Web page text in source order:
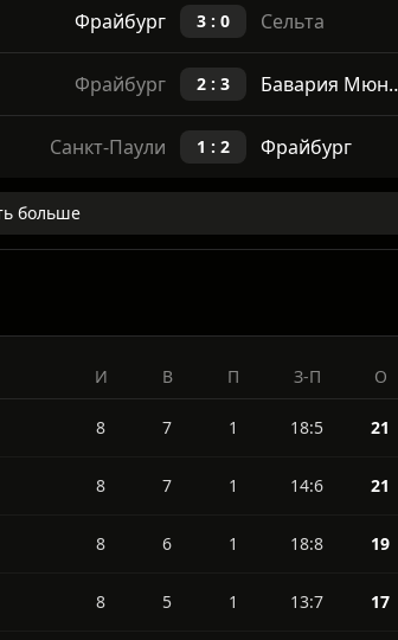
Майнц 05 0 : 1 Фрайбург
Фрайбург 3 : 0 Сельта
Фрайбург 2 : 3
Санкт-Паули
И В П З-П О
8 7 1 18:5 21
8 7 1 14:6 21
8 6 1 18:8 19